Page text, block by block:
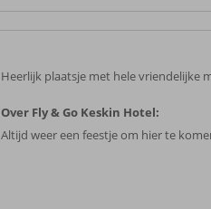
Heerlijk plaatsje met hele vriendelijke
Over Fly & Go Keskin Hotel:
Altijd weer een feestje om hier te